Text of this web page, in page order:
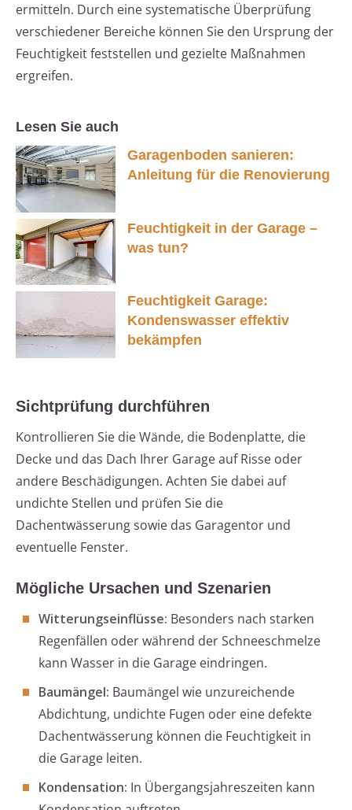
ermitteln. Durch eine systematische Überprüfung
verschiedener Bereiche können Sie den Ursprung der
Feuchtigkeit feststellen und gezielte Maßnahmen
ergreifen.
Lesen Sie auch
Garagenboden sanieren:
Anleitung für die Renovierung
Feuchtigkeit in der Garage –
was tun?
Feuchtigkeit Garage:
Kondenswasser effektiv
bekämpfen
Sichtprüfung durchführen
Kontrollieren Sie die Wände, die Bodenplatte, die
Decke und das Dach Ihrer Garage auf Risse oder
andere Beschädigungen. Achten Sie dabei auf
undichte Stellen und prüfen Sie die
Dachentwässerung sowie das Garagentor und
eventuelle Fenster.
Mögliche Ursachen und Szenarien
Witterungseinflüsse: Besonders nach starken
Regenfällen oder während der Schneeschmelze
kann Wasser in die Garage eindringen.
Baumängel: Baumängel wie unzureichende
Abdichtung, undichte Fugen oder eine defekte
Dachentwässerung können die Feuchtigkeit in
die Garage leiten.
Kondensation: In Übergangsjahreszeiten kann